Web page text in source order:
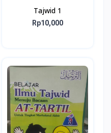
Tajwid 1
Rp10,000